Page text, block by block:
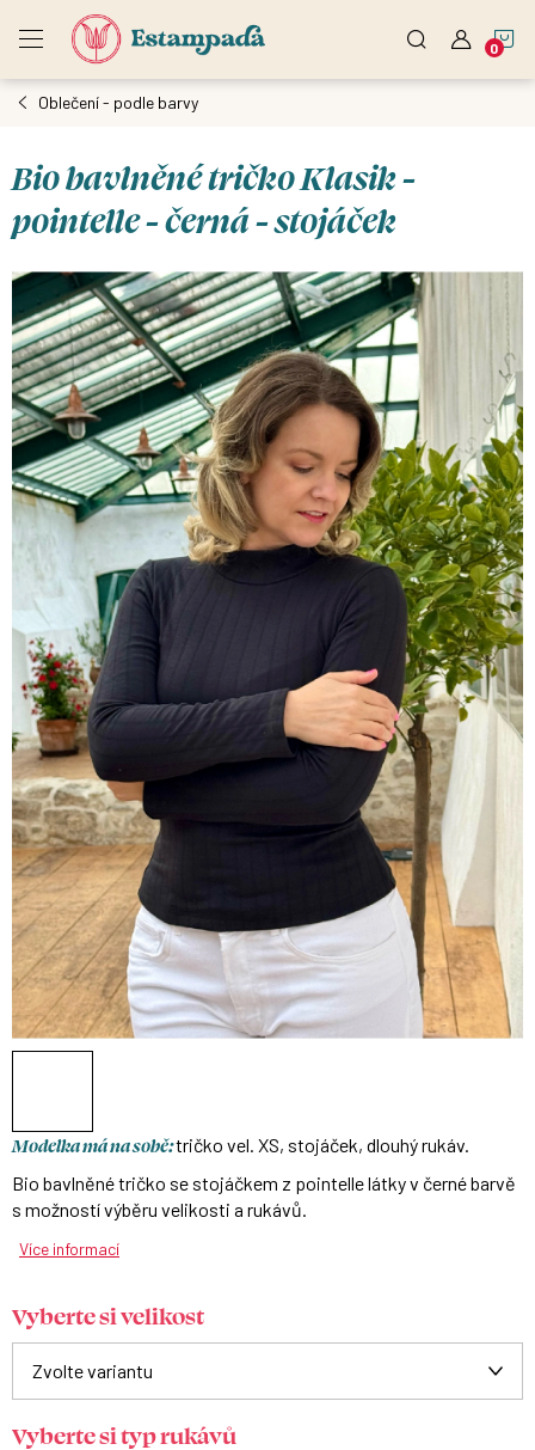
Oblečení - podle barvy
Bio bavlněné tričko Klasik -
pointelle - černá - stojáček
Modelka má na sobě:tričko vel. XS, stojáček, dlouhý rukáv.
Bio bavlněné tričko se stojáčkem z pointelle látky v černé barvě
s možností výběru velikosti a rukávů.
Více informací
Vyberte si velikost
Vyberte si typ rukávů